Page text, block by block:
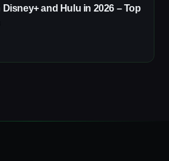
Disney+ and Hulu in 2026 – Top